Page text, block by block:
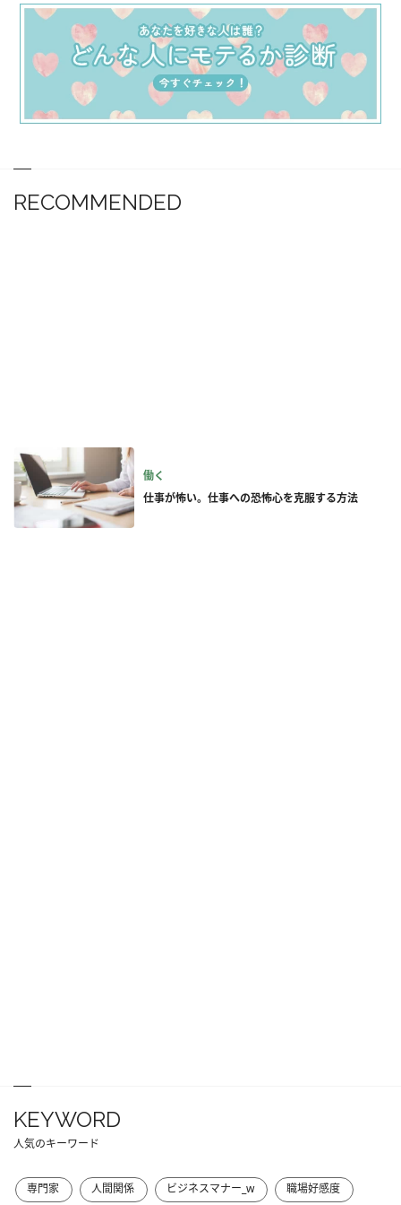
RECOMMENDED
働く
仕事が怖い。仕事への恐怖心を克服する方法
KEYWORD
人気のキーワード
専門家 人間関係 ビジネスマナー_w
職場好感度